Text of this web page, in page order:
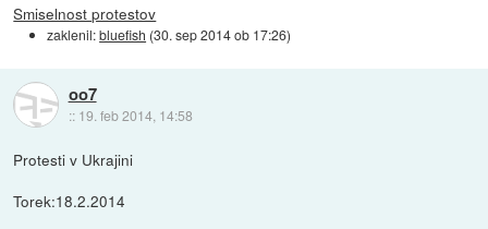
Smiselnost protestov
zaklenil:bluefish (30. sep 2014 ob 17:26)
oo7
:: 19. feb 2014, 14:58
Protesti v Ukrajini
Torek:18.2.2014